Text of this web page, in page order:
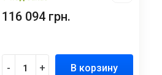
116 094 грн.
- + В корзину